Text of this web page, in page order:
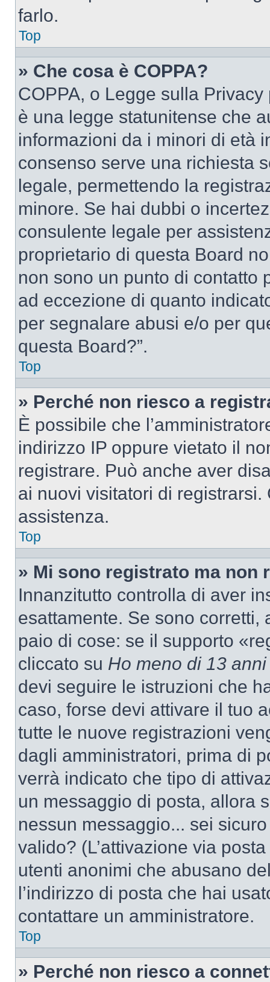
farlo.
Top
» Che cosa è COPPA?
COPPA, o Legge sulla
è una legge statunitense che
informazioni da i minori di età
consenso serve una richiesta
legale, permettendo la
minore. Se hai dubbi o
consulente legale per
proprietario di questa Board
non sono un punto di contatto
ad eccezione di quanto
per segnalare abusi e/o per
questa Board?”.
Top
» Perché non riesco a
È possibile che
indirizzo IP oppure vietato il
registrare. Può anche aver
ai nuovi visitatori di
assistenza.
Top
» Mi sono registrato ma non
Innanzitutto controlla di aver
esattamente. Se sono
paio di cose: se il supporto
cliccato su Ho meno di 13 anni
devi seguire le istruzioni che
caso, forse devi attivare il tuo
tutte le nuove registrazioni
dagli amministratori, prima di
verrà indicato che tipo di
un messaggio di posta, allora
nessun messaggio... sei
valido? (L’attivazione via
utenti anonimi che abusano
l’indirizzo di posta che hai
contattare un amministratore.
Top
» Perché non riesco a